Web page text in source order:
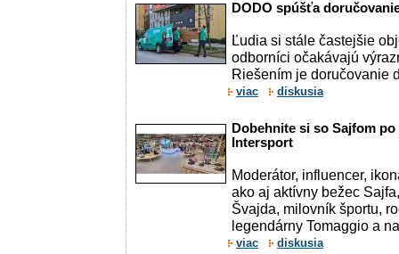
DODO spúšťa
Ľudia si stále častejšie
odborníci očakávajú
Riešením je doručovanie
viac diskusia
Dobehnite si so Sajfom
Intersport
Moderátor, influencer,
ako aj aktívny bežec
Švajda, milovník športu,
legendárny Tomaggio a
viac diskusia